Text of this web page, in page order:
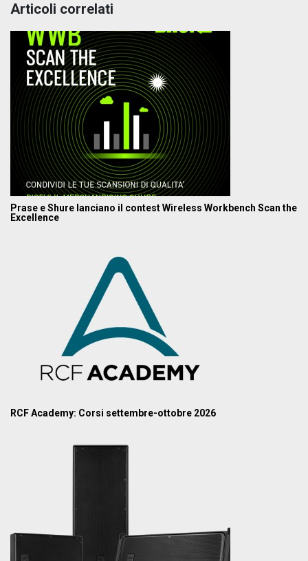
Articoli correlati
Prase e Shure lanciano il contest Wireless Workbench Scan the
Excellence
RCF Academy: Corsi settembre-ottobre 2026